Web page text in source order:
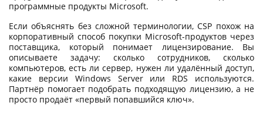
программные продукты Microsoft.
Если объяснять без сложной терминологии, CSP похож на
корпоративный способ покупки Microsoft-продуктов через
поставщика, который понимает лицензирование. Вы
описываете задачу: сколько сотрудников, сколько
компьютеров, есть ли сервер, нужен ли удалённый доступ,
какие версии Windows Server или RDS используются.
Партнёр помогает подобрать подходящую лицензию, а не
просто продаёт «первый попавшийся ключ».